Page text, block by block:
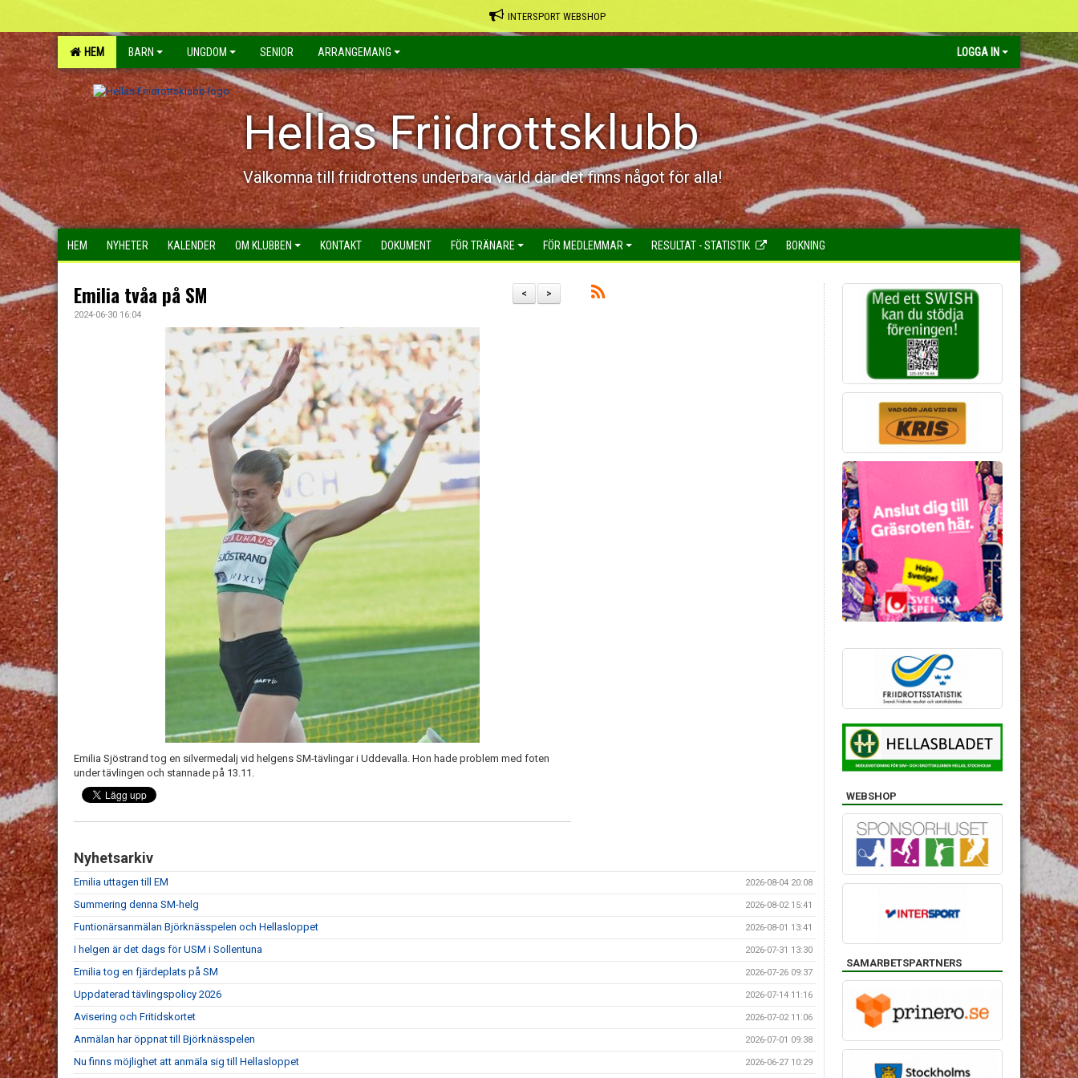
INTERSPORT WEBSHOP
HEM BARN UNGDOM SENIOR ARRANGEMANG LOGGA IN
Hellas Friidrottsklubb
Välkomna till friidrottens underbara värld där det finns något för alla!
HEM NYHETER KALENDER OM KLUBBEN KONTAKT DOKUMENT FÖR TRÄNARE FÖR MEDLEMMAR RESULTAT - STATISTIK BOKNING
>
<
Emilia tvåa på SM
2024-06-30 16:04
Emilia Sjöstrand tog en silvermedalj vid helgens SM-tävlingar i Uddevalla. Hon hade problem med foten
under tävlingen och stannade på 13.11.
Nyhetsarkiv
Emilia uttagen till EM 2026-08-04 20:08
Summering denna SM-helg 2026-08-02 15:41
Funtionärsanmälan Björknässpelen och Hellasloppet 2026-08-01 13:41
I helgen är det dags för USM i Sollentuna 2026-07-31 13:30
Emilia tog en fjärdeplats på SM 2026-07-26 09:37
Uppdaterad tävlingspolicy 2026 2026-07-14 11:16
Avisering och Fritidskortet 2026-07-02 11:06
Anmälan har öppnat till Björknässpelen 2026-07-01 09:38
Nu finns möjlighet att anmäla sig till Hellasloppet 2026-06-27 10:29
WEBSHOP
SAMARBETSPARTNERS